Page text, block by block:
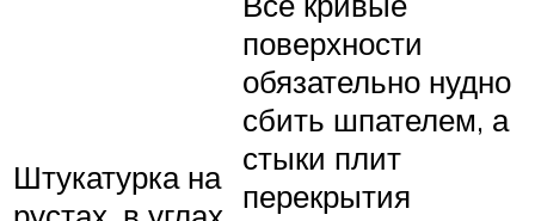
Штукатурка на
поверхности
обязательно нудно
сбить шпателем, а
стыки плит
перекрытия